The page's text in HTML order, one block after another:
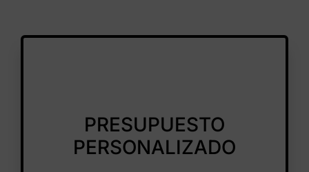
PRESUPUESTO
PERSONALIZADO